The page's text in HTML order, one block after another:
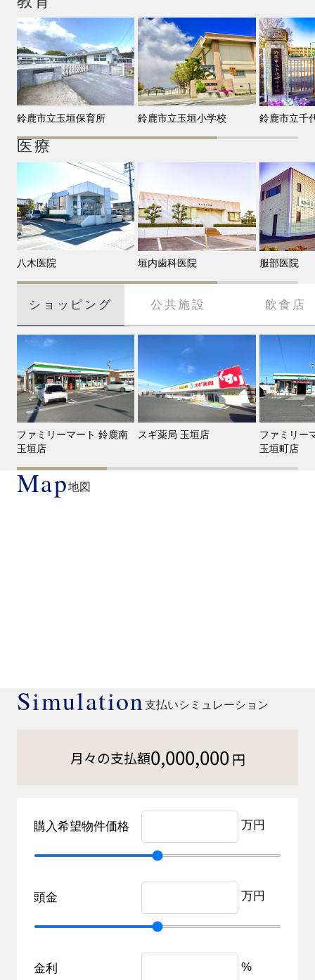
鈴鹿市立玉垣保育所 鈴鹿市立玉垣小学校 鈴鹿市立千
医療
八木医院 垣内歯科医院 服部医院
ショッピング 公共施設 飲食店
ファミリーマート 鈴鹿南
玉垣店
スギ薬局 玉垣店
ファミリー
玉垣町店
Map地図
Simulation支払いシミュレーション
月々の支払額0,000,000円
購入希望物件価格 万円
頭金 万円
金利 %